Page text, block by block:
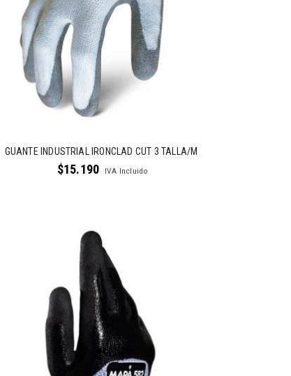
GUANTE INDUSTRIAL IRONCLAD CUT 3 TALLA/M
$15.190 IVA Incluido